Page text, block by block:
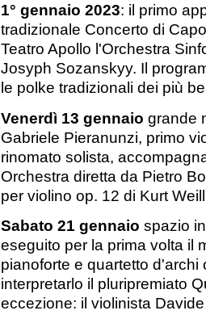
1° gennaio 2023: il primo
tradizionale Concerto di
Teatro Apollo l'Orchestra
Josyph Sozanskyy. Il
le polke tradizionali dei più
Venerdì 13 gennaio grande
Gabriele Pieranunzi, primo
rinomato solista,
Orchestra diretta da Pietro
per violino op. 12 di Kurt
Sabato 21 gennaio spazio
eseguito per la prima volta il
pianoforte e quartetto
interpretarlo il pluripremiato
eccezione: il violinista